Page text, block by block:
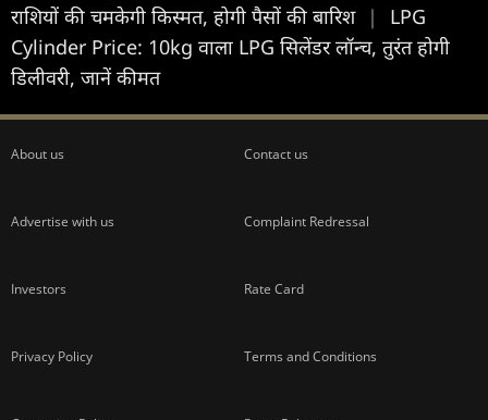
राशियों की चमकेगी किस्मत, होगी पैसों की बारिश |
LPG
Cylinder Price: 10kg वाला LPG सिलेंडर लॉन्‍च, तुरंत होगी
डिलीवरी, जानें कीमत
About us Contact us
Advertise with us Complaint Redressal
Investors Rate Card
Privacy Policy Terms and Conditions